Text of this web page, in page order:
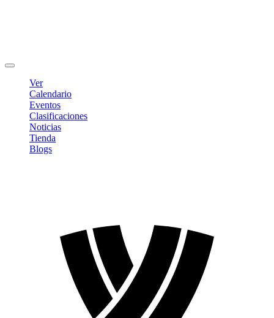
Ver
Calendario
Eventos
Clasificaciones
Noticias
Tienda
Blogs